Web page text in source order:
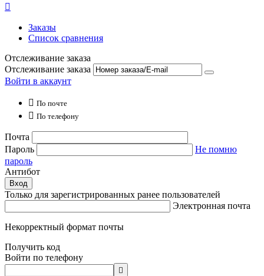

Заказы
Список сравнения
Отслеживание заказа
Отслеживание заказа
Войти в аккаунт
 По почте
 По телефону
Почта
Пароль
Не помню
пароль
Антибот
Вход
Только для зарегистрированных ранее пользователей
Электронная почта
Некорректный формат почты
Получить код
Войти по телефону
